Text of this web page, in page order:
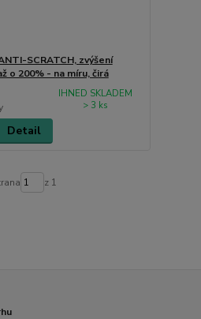
SCRATCH, zvýšení
o 200% - na míru, čirá
IHNED SKLADEM
> 3 ks
Detail
z 1